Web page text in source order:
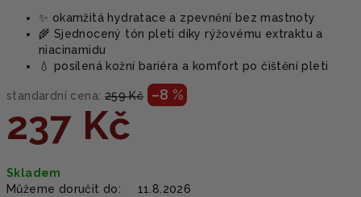
✨ okamžitá hydratace a zpevnění bez mastnoty
🌾 Sjednocený tón pleti díky rýžovému extraktu a
niacinamidu
💧 posílená kožní bariéra a komfort po čištění pleti
standardní cena: 259 Kč –8 %
237 Kč
cena:
Skladem
Můžeme doručit do:
11.8.2026